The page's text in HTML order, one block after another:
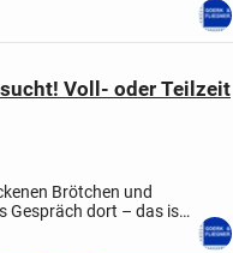
Voll- oder Teilzeit
Brötchen und
Gespräch dort – das ist